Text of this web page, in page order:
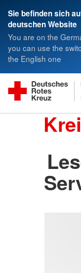
Sie befinden sich
deutschen Website
You are on the
you can use the
the English one